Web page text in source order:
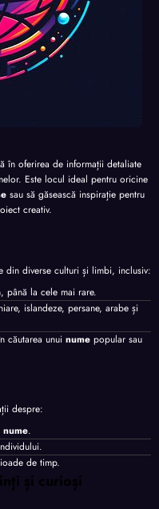
în oferirea de informații detaliate
Este locul ideal pentru oricine
sau să găsească inspirație pentru
creativ.
din diverse culturi și limbi, inclusiv:
până la cele mai rare.
islandeze, persane, arabe și
căutarea unui nume popular sau
despre:
nume.
de timp.
și curioși